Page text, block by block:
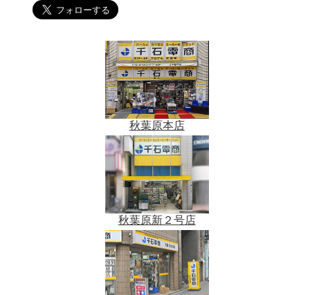
秋葉原本店
秋葉原新２号店